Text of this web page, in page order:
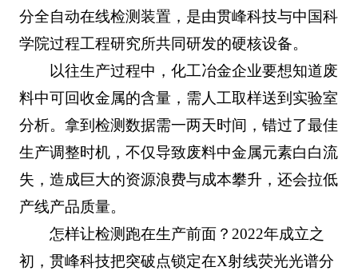
分全自动在线检测装置，是由贯峰科技与中国科
学院过程工程研究所共同研发的硬核设备。
以往生产过程中，化工冶金企业要想知道废
料中可回收金属的含量，需人工取样送到实验室
分析。拿到检测数据需一两天时间，错过了最佳
生产调整时机，不仅导致废料中金属元素白白流
失，造成巨大的资源浪费与成本攀升，还会拉低
产线产品质量。
怎样让检测跑在生产前面？2022年成立之
初，贯峰科技把突破点锁定在X射线荧光光谱分